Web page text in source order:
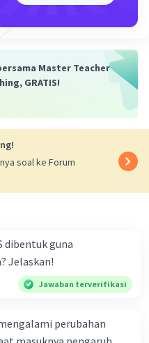
Master Teacher
GRATIS!
soal ke Forum
dibentuk guna
Jelaskan!
Jawaban terverifikasi
perubahan